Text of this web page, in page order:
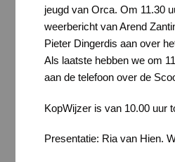
jeugd van Orca. Om 11.30
weerbericht van Arend
Pieter Dingerdis aan over
Als laatste hebben we om
aan de telefoon over de
KopWijzer is van 10.00 uur
Presentatie: Ria van Hien.